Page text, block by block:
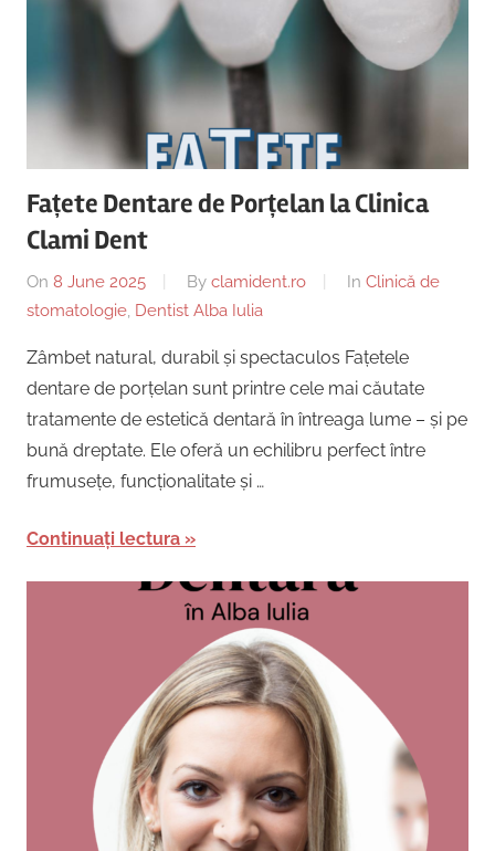
Fațete Dentare de Porțelan la Clinica
Clami Dent
On 8 June 2025 By clamident.ro In Clinică de
stomatologie, Dentist Alba Iulia
Zâmbet natural, durabil și spectaculos Fațetele
dentare de porțelan sunt printre cele mai căutate
tratamente de estetică dentară în întreaga lume – și pe
bună dreptate. Ele oferă un echilibru perfect între
frumusețe, funcționalitate și …
Continuați lectura